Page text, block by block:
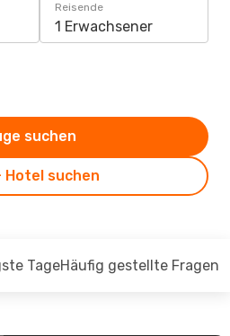
Reisende
1 Erwachsener
Hotel suchen
suchen
TageHäufig gestellte Fragen